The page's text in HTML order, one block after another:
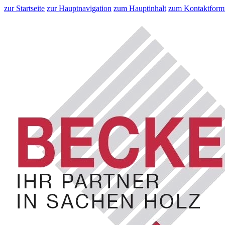
zur Startseite zur Hauptnavigation zum Hauptinhalt zum